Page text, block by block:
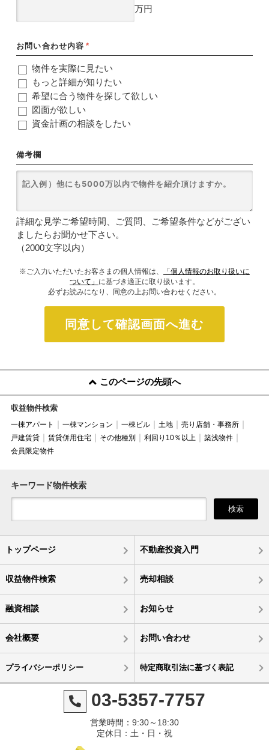
万円
お問い合わせ内容 *
物件を実際に見たい
もっと詳細が知りたい
希望に合う物件を探して欲しい
図面が欲しい
資金計画の相談をしたい
備考欄
詳細な見学ご希望時間、ご質問、ご希望条件などがござい
ましたらお聞かせ下さい。
（2000文字以内）
※ご入力いただいたお客さまの個人情報は、
「個人情報のお取り扱いに
ついて」 に基づき適正に取り扱います。
必ずお読みになり、同意の上お問い合わせください。
同意して確認画面へ進む
このページの先頭へ
収益物件検索
一棟アパート 一棟マンション 一棟ビル 土地
売り店舗・事務所
戸建賃貸
賃貸併用住宅 その他種別 利回り10％以上
築浅物件
会員限定物件
キーワード物件検索
検索
トップページ 不動産投資入門
収益物件検索 売却相談
融資相談 お知らせ
会社概要 お問い合わせ
プライバシーポリシー 特定商取引法に基づく表記
03-5357-7757
営業時間：9:30～18:30
定休日：土・日・祝